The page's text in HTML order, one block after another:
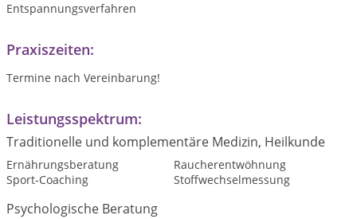
Entspannungsverfahren
Praxiszeiten:
Termine nach Vereinbarung!
Leistungsspektrum:
Traditionelle und komplementäre Medizin, Heilkunde
Ernährungsberatung
Raucherentwöhnung
Sport-Coaching
Stoffwechselmessung
Psychologische Beratung